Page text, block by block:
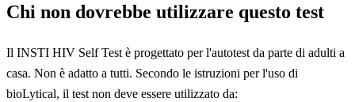
Chi non dovrebbe utilizzare questo test
Il INSTI HIV Self Test è progettato per l'autotest da parte di adulti a
casa. Non è adatto a tutti. Secondo le istruzioni per l'uso di
bioLytical, il test non deve essere utilizzato da: